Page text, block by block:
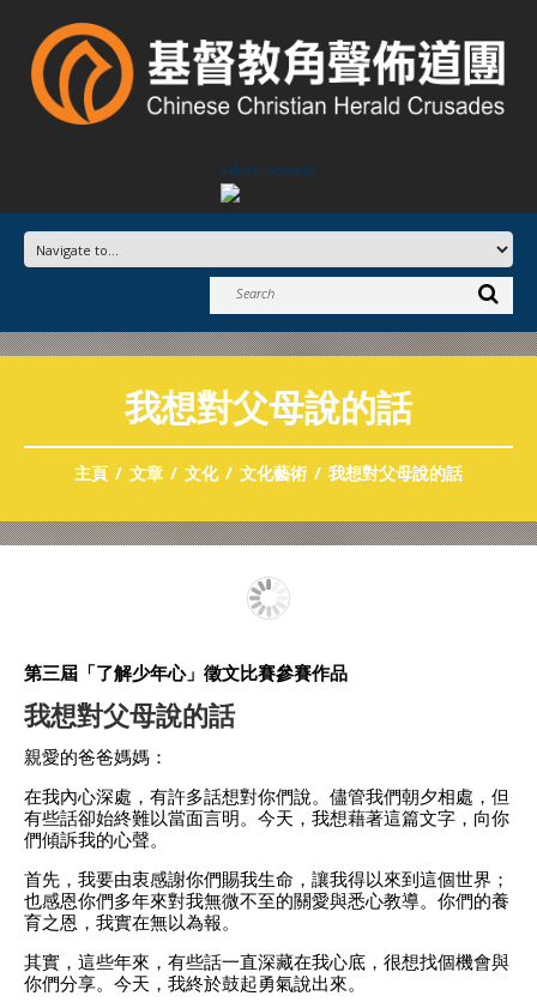
Advertisement
我想對父母說的話
主頁 文章 文化 文化藝術 我想對父母說的話
第三屆 「了解少年心」徵文比賽參賽作品
我想對父母說的話
親愛的爸爸媽媽：
在我內心深處，有許多話想對你們說。儘管我們朝夕相處，但
有些話卻始終難以當面言明。今天，我想藉著這篇文字，向你
們傾訴我的心聲。
首先，我要由衷感謝你們賜我生命，讓我得以來到這個世界；
也感恩你們多年來對我無微不至的關愛與悉心教導。你們的養
育之恩，我實在無以為報。
其實，這些年來，有些話一直深藏在我心底，很想找個機會與
你們分享。今天，我終於鼓起勇氣說出來。